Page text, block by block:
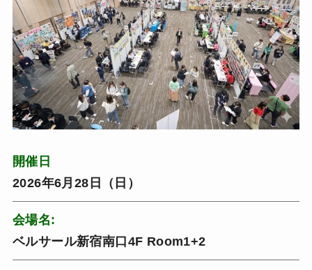
開催日
2026年6月28日（日）
会場名:
ベルサール新宿南口4F Room1+2